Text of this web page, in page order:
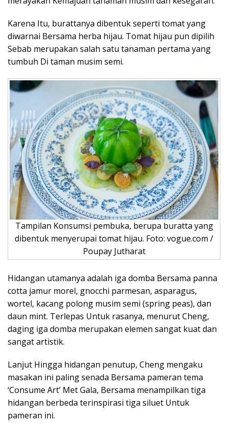
Karena Itu, burattanya dibentuk seperti tomat yang
diwarnai Bersama herba hijau. Tomat hijau pun dipilih
Sebab merupakan salah satu tanaman pertama yang
tumbuh Di taman musim semi.
Tampilan Konsumsi pembuka, berupa buratta yang
dibentuk menyerupai tomat hijau. Foto: vogue.com /
Poupay Jutharat
Hidangan utamanya adalah iga domba Bersama panna
cotta jamur morel, gnocchi parmesan, asparagus,
wortel, kacang polong musim semi (spring peas), dan
daun mint. Terlepas Untuk rasanya, menurut Cheng,
daging iga domba merupakan elemen sangat kuat dan
sangat artistik.
Lanjut Hingga hidangan penutup, Cheng mengaku
masakan ini paling senada Bersama pameran tema
‘Consume Art’ Met Gala, Bersama menampilkan tiga
hidangan berbeda terinspirasi tiga siluet Untuk
pameran ini.